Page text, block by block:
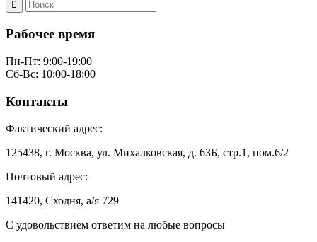
Рабочее время
Пн-Пт: 9:00-19:00
Сб-Вс: 10:00-18:00
Контакты
Фактический адрес:
125438, г. Москва, ул. Михалковская, д. 63Б, стр.1, пом.6/2
Почтовый адрес:
141420, Сходня, а/я 729
С удовольствием ответим на любые вопросы